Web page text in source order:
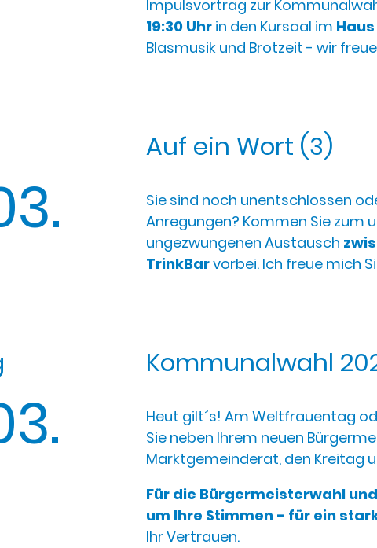
Impulsvortrag zur
19:30 Uhr in den Kursaal im
Blasmusik und Brotzeit - wir
Auf ein Wort (3)
Sie sind noch unentschlossen
Anregungen? Kommen Sie zum
ungezwungenen Austausch
TrinkBarvorbei. Ich freue mich
Kommunalwahl
Heut gilt´s! Am Weltfrauentag
Sie neben Ihrem neuen
Marktgemeinderat, den Kreitag
Für die Bürgermeisterwahl
um Ihre Stimmen - für ein
Ihr Vertrauen.